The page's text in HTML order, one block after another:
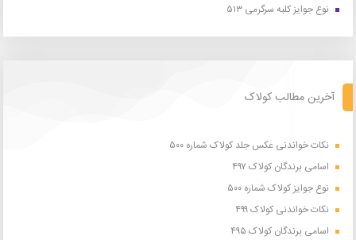
نوع جوایز کلبه سرگرمی ۵۱۳
آخرین مطالب کولاک
نکات خواندنی عکس جلد کولاک شماره ۵۰۰
اسامی برندگان کولاک ۴۹۷
نوع جوایز کولاک شماره ۵۰۰
نکات خواندنی کولاک ۴۹۹
اسامی برندگان کولاک ۴۹۵